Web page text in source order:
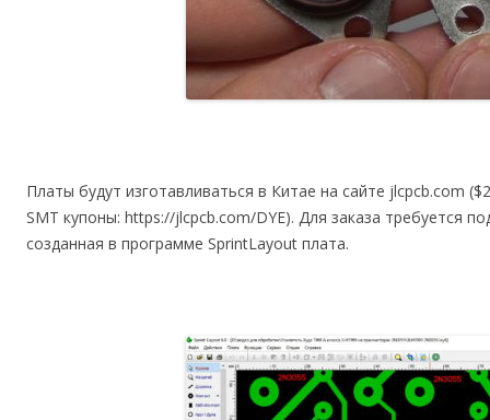
Платы будут изготавливаться в Китае на сайте jlcpcb.com
SMT купоны: https://jlcpcb.com/DYE). Для заказа требуется
созданная в программе SprintLayout плата.